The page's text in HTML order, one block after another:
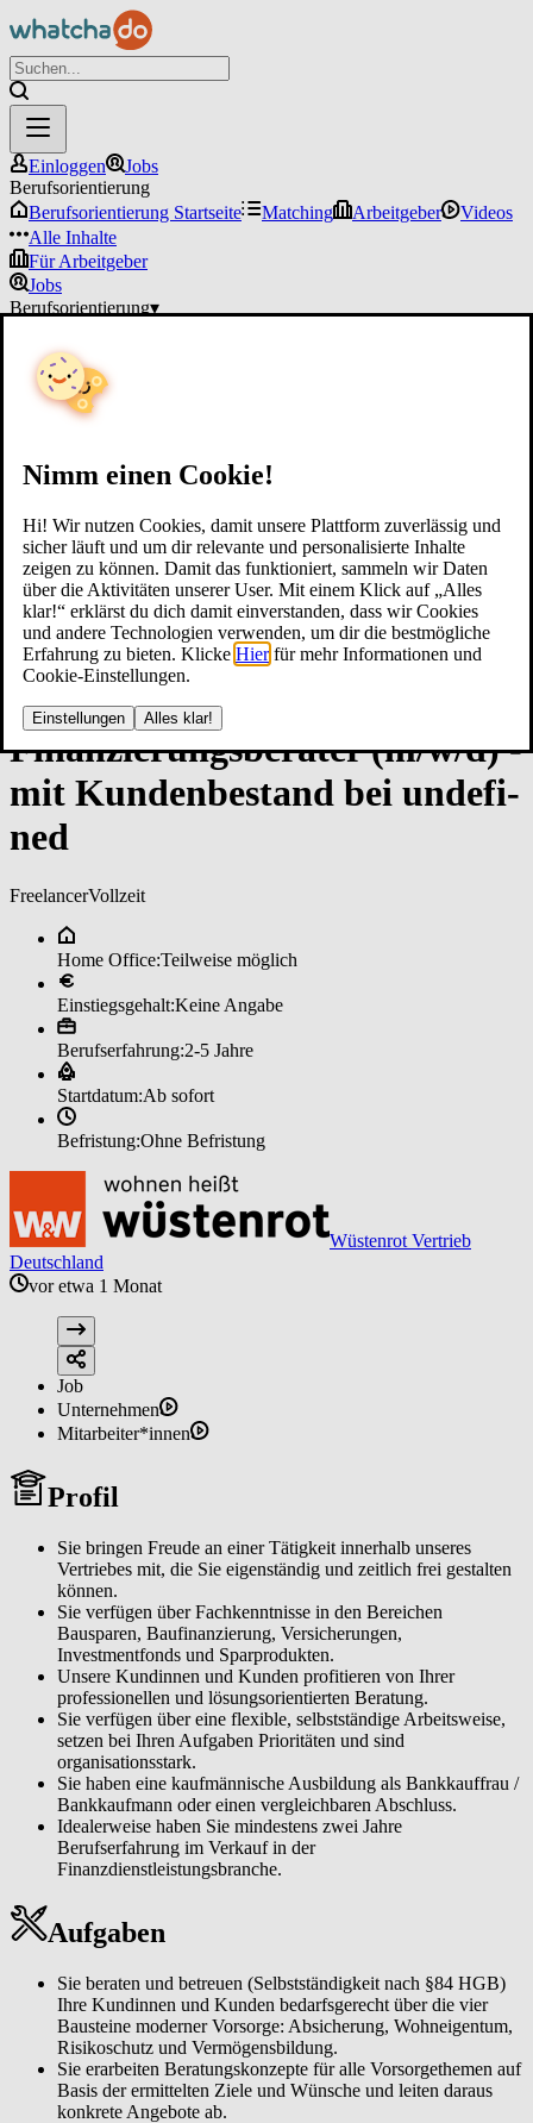
Nimm einen Cookie!
Hi! Wir nutzen Cookies, damit unsere Plattform zuverlässig und
sicher läuft und um dir relevante und personalisierte Inhalte
zeigen zu können. Damit das funktioniert, sammeln wir Daten
über die Aktivitäten unserer User. Mit einem Klick auf „Alles
klar!“ erklärst du dich damit einverstanden, dass wir Cookies
und andere Technologien verwenden, um dir die bestmögliche
Erfahrung zu bieten. Klicke Hier für mehr Informationen und
Cookie-Einstellungen.
Einstellungen Alles klar!
Einloggen
Jobs
Berufsorientierung
Berufsorientierung Startseite
Matching Arbeitgeber
Videos
Alle Inhalte
Für Arbeitgeber
Jobs
Berufsorientierung▾
Fi­nan­zie­rungs­be­ra­ter (m/w/d) ­
mit Kun­den­be­stan­d bei un­de­fi­
ned
FreelancerVollzeit
Home Office:Teilweise möglich
Einstiegsgehalt:Keine Angabe
Berufserfahrung:2-5 Jahre
Startdatum:Ab sofort
Befristung:Ohne Befristung
Wüstenrot Vertrieb
Deutschland
vor etwa 1 Monat
Job
Unternehmen
Mitarbeiter*innen
Profil
Sie bringen Freude an einer Tätigkeit innerhalb unseres
Vertriebes mit, die Sie eigenständig und zeitlich frei gestalten
können.
Sie verfügen über Fachkenntnisse in den Bereichen
Bausparen, Baufinanzierung, Versicherungen,
Investmentfonds und Sparprodukten.
Unsere Kundinnen und Kunden profitieren von Ihrer
professionellen und lösungsorientierten Beratung.
Sie verfügen über eine flexible, selbstständige Arbeitsweise,
setzen bei Ihren Aufgaben Prioritäten und sind
organisationsstark.
Sie haben eine kaufmännische Ausbildung als Bankkauffrau /
Bankkaufmann oder einen vergleichbaren Abschluss.
Idealerweise haben Sie mindestens zwei Jahre
Berufserfahrung im Verkauf in der
Finanzdienstleistungsbranche.
Aufgaben
Sie beraten und betreuen (Selbstständigkeit nach §84 HGB)
Ihre Kundinnen und Kunden bedarfsgerecht über die vier
Bausteine moderner Vorsorge: Absicherung, Wohneigentum,
Risikoschutz und Vermögensbildung.
Sie erarbeiten Beratungskonzepte für alle Vorsorgethemen auf
Basis der ermittelten Ziele und Wünsche und leiten daraus
konkrete Angebote ab.